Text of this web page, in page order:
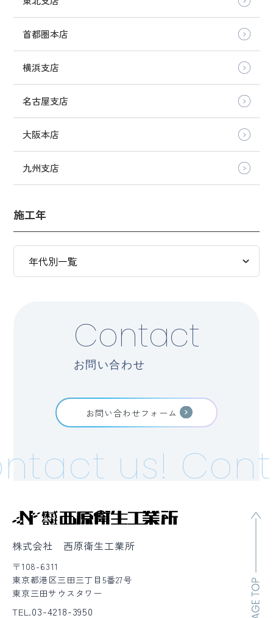
首都圏本店
横浜支店
名古屋支店
大阪本店
九州支店
施工年
Contact
お問い合わせ
お問い合わせフォーム
us!
株式会社 西原衛生工業所
〒108-6311
東京都港区三田三丁目5番27号
東京三田サウスタワー
TEL.03-4218-3950